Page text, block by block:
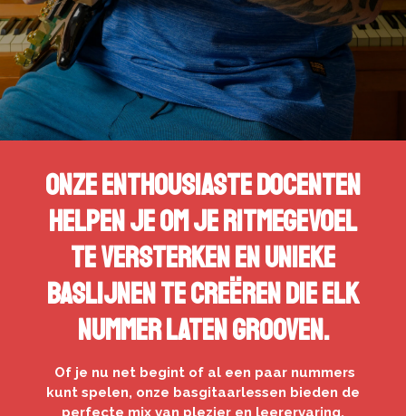
Onze enthousiaste docenten
helpen je om je ritmegevoel
te versterken en unieke
baslijnen te creëren die elk
nummer laten grooven.
Of je nu net begint of al een paar nummers
kunt spelen, onze basgitaarlessen bieden de